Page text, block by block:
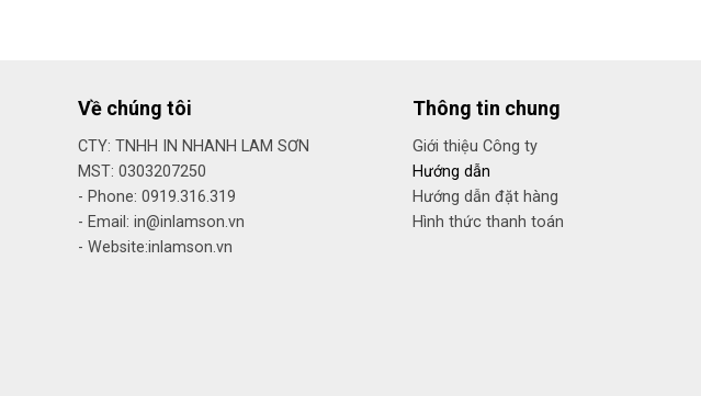
Về chúng tôi
CTY: TNHH IN NHANH LAM SƠN
MST: 0303207250
- Phone: 0919.316.319
- Email: in@inlamson.vn
- Website:inlamson.vn
Thông tin chung
Giới thiệu Công ty
Hướng dẫn
Hướng dẫn đặt hàng
Hình thức thanh toán